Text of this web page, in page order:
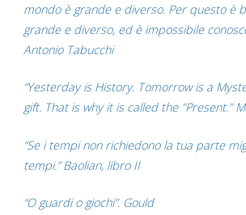
mondo è grande e diverso. Per questo è
grande e diverso, ed è impossibile
Antonio Tabucchi
“Yesterday is History. Tomorrow is a
gift. That is why it is called the "Present."
“Se i tempi non richiedono la tua parte
tempi.” Baolian, libro II
“O guardi o giochi”. Gould